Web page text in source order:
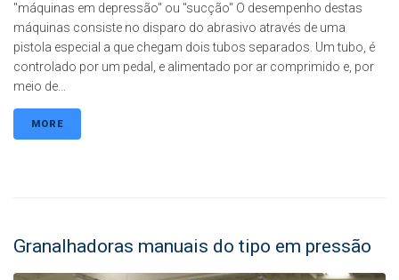
"máquinas em depressão" ou "sucção" O desempenho destas
máquinas consiste no disparo do abrasivo através de uma
pistola especial a que chegam dois tubos separados. Um tubo, é
controlado por um pedal, e alimentado por ar comprimido e, por
meio de...
MORE
Granalhadoras manuais do tipo em pressão